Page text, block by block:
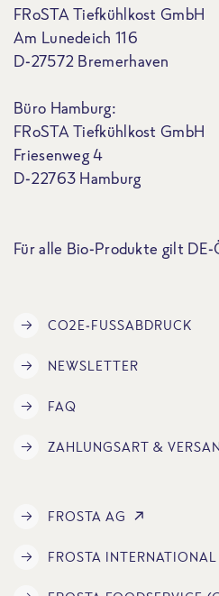
FRoSTA Tiefkühlkost GmbH
Am Lunedeich 116
D-27572 Bremerhaven
Büro Hamburg:
FRoSTA Tiefkühlkost GmbH
Friesenweg 4
D-22763 Hamburg
Für alle Bio-Produkte gilt
CO2E-FUSSABDRUCK
NEWSLETTER
FAQ
ZAHLUNGSART &
FROSTA AG
FROSTA INTERNATIONAL